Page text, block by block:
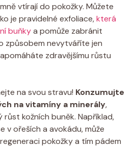
vtírají do pokožky. Můžete
je pravidelné exfoliace,která
buňkya pomůže zabránit
způsobem nevytváříte jen
zdravějšímu růstu
na svou stravu! Konzumujte
na vitamíny a minerály,
kožních buněk. Například,
v ořeších a avokádu, může
pokožky a tím pádem